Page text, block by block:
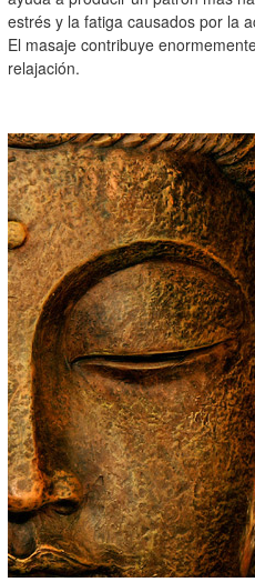
estrés y la fatiga causados por la
El masaje contribuye
relajación.